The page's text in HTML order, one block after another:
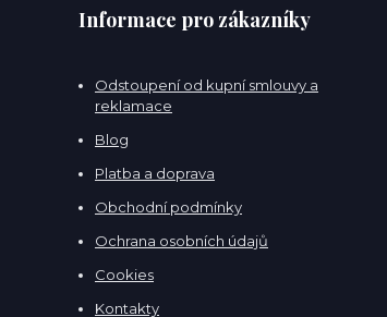
Informace pro zákazníky
Odstoupení od kupní smlouvy a
reklamace
Blog
Platba a doprava
Obchodní podmínky
Ochrana osobních údajů
Cookies
Kontakty